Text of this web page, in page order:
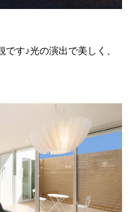
す♪光の演出で美しく、